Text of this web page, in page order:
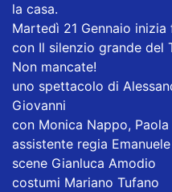
la casa.
Martedì 21 Gennaio
con Il silenzio grande del
Non mancate!
uno spettacolo di
Giovanni
con Monica Nappo,
assistente regia
scene Gianluca Amodio
costumi Mariano Tufano